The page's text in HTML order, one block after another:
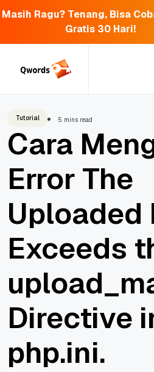
Masih Ragu? Tenang, Bisa
Gratis 30 Hari!
Tutorial 5 mins read
Cara
Error The
Uploaded
Exceeds
Directive
php.ini.